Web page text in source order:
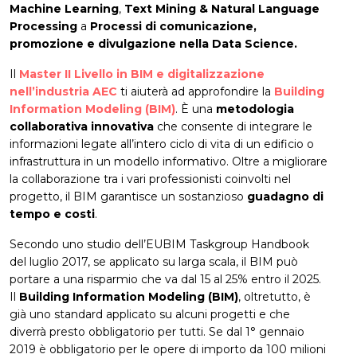
Machine Learning, Text Mining & Natural Language
Processing a Processi di comunicazione,
promozione e divulgazione nella Data Science.
Il Master II Livello in BIM e digitalizzazione
nell’industria AEC ti aiuterà ad approfondire la Building
Information Modeling (BIM). È una metodologia
collaborativa innovativa che consente di integrare le
informazioni legate all’intero ciclo di vita di un edificio o
infrastruttura in un modello informativo. Oltre a migliorare
la collaborazione tra i vari professionisti coinvolti nel
progetto, il BIM garantisce un sostanzioso guadagno di
tempo e costi.
Secondo uno studio dell’EUBIM Taskgroup Handbook
del luglio 2017, se applicato su larga scala, il BIM può
portare a una risparmio che va dal 15 al 25% entro il 2025.
Il Building Information Modeling (BIM), oltretutto, è
già uno standard applicato su alcuni progetti e che
diverrà presto obbligatorio per tutti. Se dal 1° gennaio
2019 è obbligatorio per le opere di importo da 100 milioni